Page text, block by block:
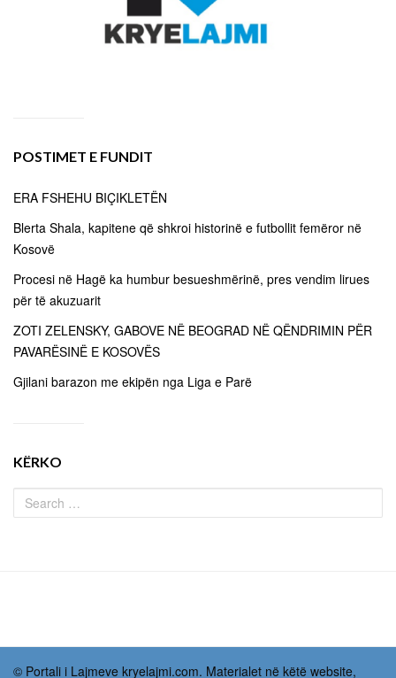
POSTIMET E FUNDIT
ERA FSHEHU BIÇIKLETËN
Blerta Shala, kapitene që shkroi historinë e futbollit femëror në
Kosovë
Procesi në Hagë ka humbur besueshmërinë, pres vendim lirues
për të akuzuarit
ZOTI ZELENSKY, GABOVE NË BEOGRAD NË QËNDRIMIN PËR
PAVARËSINË E KOSOVËS
Gjilani barazon me ekipën nga Liga e Parë
KËRKO
© Portali i Lajmeve kryelajmi.com. Materialet në këtë website,